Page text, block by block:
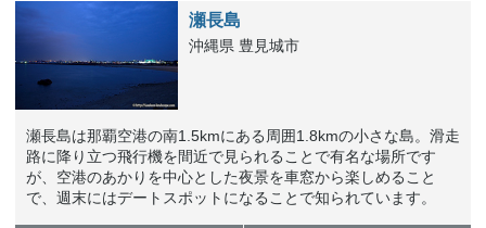
瀬長島
沖縄県 豊見城市
瀬長島は那覇空港の南1.5kmにある周囲1.8kmの小さな島。滑走
路に降り立つ飛行機を間近で見られることで有名な場所です
が、空港のあかりを中心とした夜景を車窓から楽しめること
で、週末にはデートスポットになることで知られています。